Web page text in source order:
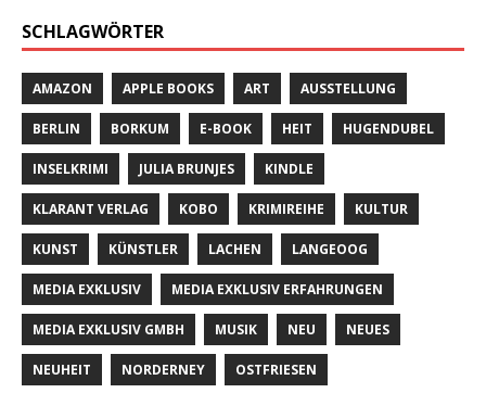
SCHLAGWÖRTER
AMAZON APPLE BOOKS ART AUSSTELLUNG
BERLIN BORKUM E-BOOK HEIT HUGENDUBEL
INSELKRIMI JULIA BRUNJES KINDLE
KLARANT VERLAG KOBO KRIMIREIHE KULTUR
KUNST KÜNSTLER LACHEN LANGEOOG
MEDIA EXKLUSIV MEDIA EXKLUSIV ERFAHRUNGEN
MEDIA EXKLUSIV GMBH MUSIK NEU NEUES
NEUHEIT NORDERNEY OSTFRIESEN